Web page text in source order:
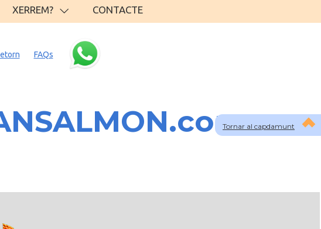
XERREM? CONTACTE
Tornar al capdamunt
FAQs